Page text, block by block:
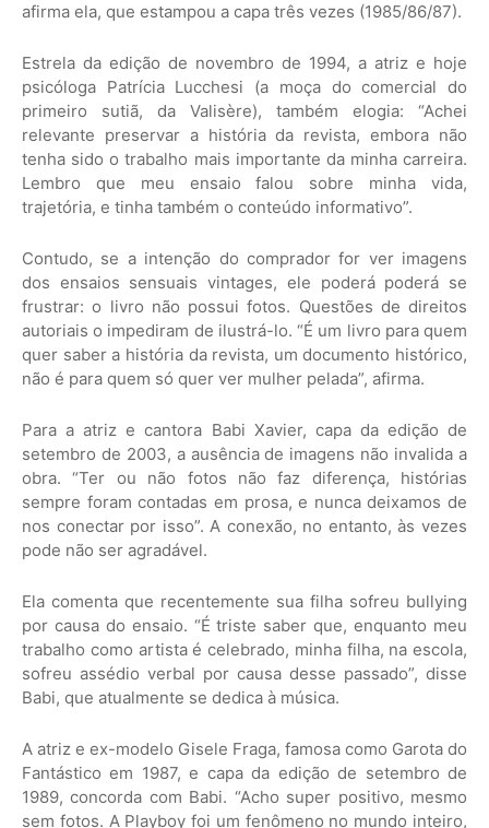
afirma ela, que estampou a capa três vezes (1985/86/87).
Estrela da edição de novembro de 1994, a atriz e hoje
psicóloga Patrícia Lucchesi (a moça do comercial do
primeiro sutiã, da Valisère), também elogia: “Achei
relevante preservar a história da revista, embora não
tenha sido o trabalho mais importante da minha carreira.
Lembro que meu ensaio falou sobre minha vida,
trajetória, e tinha também o conteúdo informativo”.
Contudo, se a intenção do comprador for ver imagens
dos ensaios sensuais vintages, ele poderá poderá se
frustrar: o livro não possui fotos. Questões de direitos
autoriais o impediram de ilustrá-lo. “É um livro para quem
quer saber a história da revista, um documento histórico,
não é para quem só quer ver mulher pelada”, afirma.
Para a atriz e cantora Babi Xavier, capa da edição de
setembro de 2003, a ausência de imagens não invalida a
obra. “Ter ou não fotos não faz diferença, histórias
sempre foram contadas em prosa, e nunca deixamos de
nos conectar por isso”. A conexão, no entanto, às vezes
pode não ser agradável.
Ela comenta que recentemente sua filha sofreu bullying
por causa do ensaio. “É triste saber que, enquanto meu
trabalho como artista é celebrado, minha filha, na escola,
sofreu assédio verbal por causa desse passado”, disse
Babi, que atualmente se dedica à música.
A atriz e ex-modelo Gisele Fraga, famosa como Garota do
Fantástico em 1987, e capa da edição de setembro de
1989, concorda com Babi. “Acho super positivo, mesmo
sem fotos. A Playboy foi um fenômeno no mundo inteiro,